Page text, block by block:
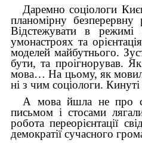
Даремно соціологи
планомірну
Відстежувати в режимі
умонастроях та
моделей майбутнього.
бути, та проігнорував.
мова… На цьому, як
ні з чим соціологи.
А мова йшла не про
письмом і стосами
робота переорієнтації
демократії сучасного